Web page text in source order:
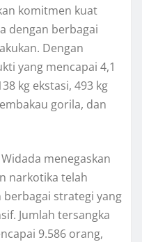
komitmen kuat
dengan berbagai
Dengan
yang mencapai 4,1
kg ekstasi, 493 kg
gorila, dan
menegaskan
narkotika telah
strategi yang
Jumlah tersangka
9.586 orang,